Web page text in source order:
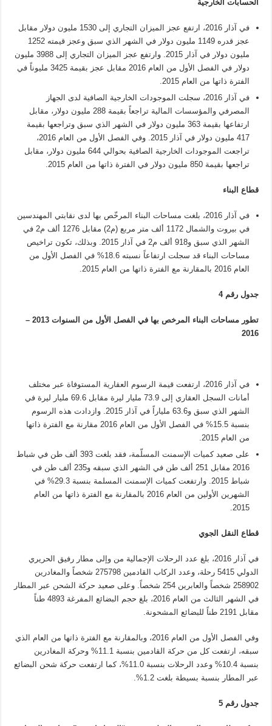
الحسابات الخارجية
في آذار 2016، ارتفع عجز الميزان التجاري إلى 1530 مليون دولار مقابل
عجز قدره 1149 مليون دولار في الشهر الذي سبق وعجز قيمته 1252
مليون دولار في آذار 2015. وارتفع عجز الميزان التجاري إلى 3988 مليون
دولار في الفصل الأول من العام 2016 مقابل عجز بقيمة 3425 مليوناً في
الفترة ذاتها من العام 2015.
في آذار 2016، سجلت الموجودات الخارجية الصافية لدى الجهاز
المصرفي والمؤسسات المالية تراجعاً بقيمة 288 مليون دولار، مقابل
ارتفاعها بقيمة 363 مليون دولار في الشهر الذي سبق وتراجعها بقيمة
417 مليون دولار في آذار 2015. وفي الفصل الأول من العام 2016،
تراجعت الموجودات الخارجية الصافية بحوالي 644 مليون دولار، مقابل
تراجعها بقيمة 850 مليون دولار في الفترة ذاتها من العام 2015.
قطاع البناء
في آذار 2016، بلغت مساحات البناء المرخّص بها لدى نقابتي المهندسين
في بيروت والشمال 1172 ألف متر مربع (م2) مقابل 1276 ألف م2 في
الشهر الذي سبق و918 ألف م2 في آذار 2015. وبذلك، تكون تراخيص
مساحات البناء قد سجلت ارتفاعاً نسبته 18.6% في الفصل الأول من
العام 2016 بالمقارنة مع الفترة ذاتها من العام 2015.
جدول رقم 4
تطور مساحات البناء المرخص بها في الفصل الأول من السنوات 2013 –
2016
في آذار 2016، ارتفعت قيمة الرسوم العقارية المستوفاة عبر مختلف
أمانات السجل العقاري إلى 73.9 مليار ليرة مقابل 69.6 مليار ليرة في
الشهر الذي سبق و63.6 ملياراً في آذار 2015. وازدادت هذه الرسوم
بنسبة 15.5% في الفصل الأول من العام 2016 مقارنة مع الفترة ذاتها
من العام 2015.
على صعيد كميات الإسمنت المسلّمة، فقد بلغت 393 ألف طن في شباط
2016 مقابل 251 ألف طن في الشهر الذي سبقه و235 ألف طن في
شباط 2015. وارتفعت كميات الإسمنت المسلمة بنسبة 29.3% في
الشهرين الأولين من العام 2016 بالمقارنة مع الفترة ذاتها من العام
2015.
قطاع النقل الجوي
في آذار 2016، بلغ عدد الرحلات الإجمالية من وإلى مطار رفيق الحريري
الدولي 5415 رحلة، وعدد الركاب القادمين 275798 شخصاً والمغادرين
258902 شخصاً والعابرين 254 شخصاً. وعلى صعيد حركة الشحن عبر المطار
في الشهر الثالث من العام 2016، بلغ حجم البضائع المفرغة 4893 طناً
مقابل 2191 طناً للبضائع المشحونة.
وفي الفصل الأول من العام 2016، وبالمقارنة مع الفترة ذاتها من العام الذي
سبقه، ارتفعت كل من حركة القادمين بنسبة 11.1% وحركة المغادرين
بنسبة 10.4% وعدد الرحلات بنسبة 11.0%، كما ارتفعت حركة شحن البضائع
عبر المطار بنسبة بسيطة بلغت 1.2%.
جدول رقم 5